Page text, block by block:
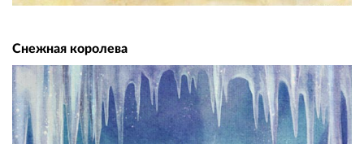
Снежная королева